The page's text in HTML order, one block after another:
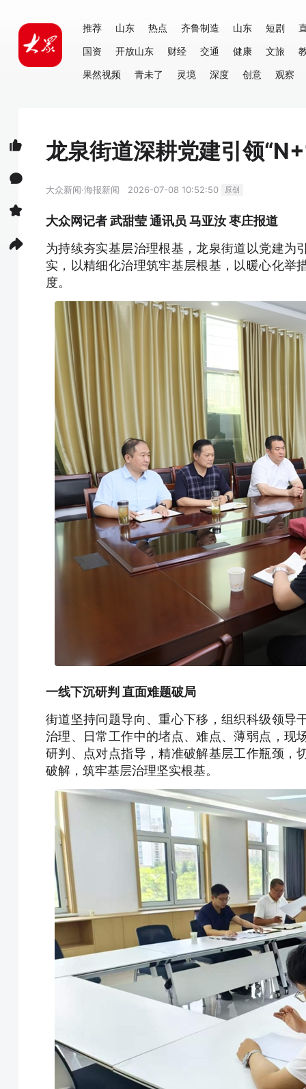
推荐 山东 热点 齐鲁制造 山东 短剧
国资
开放山东 财经 交通 健康 文旅
果然视频
青未了 灵境 深度 创意 观察
龙泉街道深耕党建引领
大众新闻·海报新闻 2026-07-08 10:52:50 原创
大众网记者 武甜莹 通讯员 马亚汝 枣庄报道
为持续夯实基层治理根基，龙泉街道以党建为
实，以精细化治理筑牢基层根基，以暖心化举
度。
一线下沉研判 直面难题破局
街道坚持问题导向、重心下移，组织科级领导
治理、日常工作中的堵点、难点、薄弱点，现
研判、点对点指导，精准破解基层工作瓶颈，
破解，筑牢基层治理坚实根基。